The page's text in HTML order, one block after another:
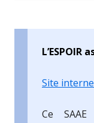
L’ESPOIR
Site
Ce